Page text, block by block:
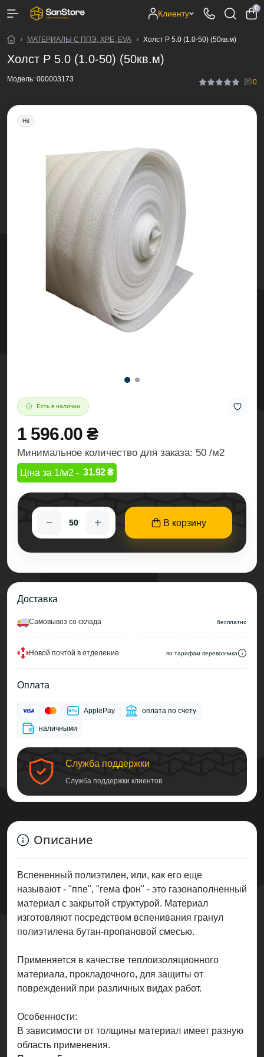
Клиенту
0
МАТЕРИАЛЫ С ППЭ, XPE, EVA Холст Р 5.0 (1.0-50) (50кв.м)
Холст Р 5.0 (1.0-50) (50кв.м)
Модель: 000003173 0
Hit
Есть в наличии
1 596.00 ₴
Минимальное количество для заказа: 50 /м2
Ціна за 1/м2 - 31.92 ₴
В корзину
Доставка
Cамовывоз со склада беcплатно
Новой почтой в отделение по тарифам перевозчика
Оплата
ApplePay оплата по счету
наличными
Служба поддержки
Служба поддержки клиентов
Описание
Вспененный полиэтилен, или, как его еще
называют - "ппе", "гема фон" - это газонаполненный
материал с закрытой структурой. Материал
изготовляют посредством вспенивания гранул
полиэтилена бутан-пропановой смесью.
Применяется в качестве теплоизоляционного
материала, прокладочного, для защиты от
повреждений при различных видах работ.
Особенности:
В зависимости от толщины материал имеет разную
область применения.